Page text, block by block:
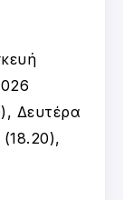
Δευτέρα